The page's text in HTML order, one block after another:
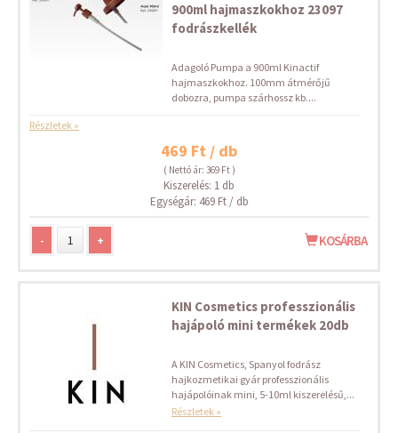
900ml hajmaszkokhoz 23097
fodrászkellék
Adagoló Pumpa a 900ml Kinactif
hajmaszkokhoz. 100mm átmérőjű
dobozra, pumpa szárhossz kb....
Részletek »
469 Ft / db
( Nettó ár: 369 Ft )
Kiszerelés: 1 db
Egységár: 469 Ft / db
- + KOSÁRBA
KIN Cosmetics professzionális
hajápoló mini termékek 20db
A KIN Cosmetics, Spanyol fodrász
hajkozmetikai gyár professzionális
hajápolóinak mini, 5-10ml kiszerelésű,...
Részletek »